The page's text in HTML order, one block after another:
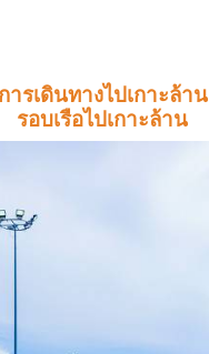
การเดินทางไปเกาะล้าน
รอบเรือไปเกาะล้าน